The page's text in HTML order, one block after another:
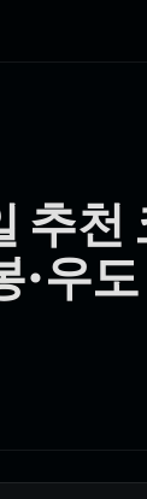
추천
·우